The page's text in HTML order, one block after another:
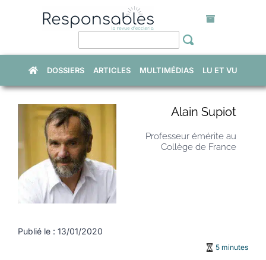
DOSSIERS ARTICLES MULTIMÉDIAS LU ET VU
Alain Supiot
Professeur émérite au
Collège de France
Publié le : 13/01/2020
5 minutes